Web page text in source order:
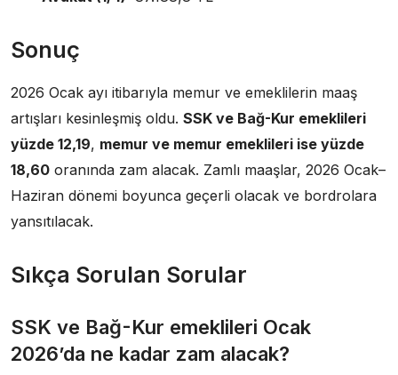
Sonuç
2026 Ocak ayı itibarıyla memur ve emeklilerin maaş
artışları kesinleşmiş oldu. SSK ve Bağ-Kur emeklileri
yüzde 12,19, memur ve memur emeklileri ise yüzde
18,60 oranında zam alacak. Zamlı maaşlar, 2026 Ocak–
Haziran dönemi boyunca geçerli olacak ve bordrolara
yansıtılacak.
Sıkça Sorulan Sorular
SSK ve Bağ-Kur emeklileri Ocak
2026’da ne kadar zam alacak?